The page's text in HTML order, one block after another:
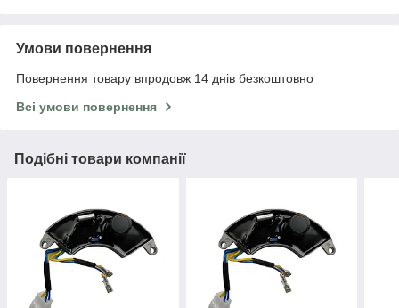
Умови повернення
Повернення товару впродовж 14 днів безкоштовно
Всі умови повернення
Подібні товари компанії